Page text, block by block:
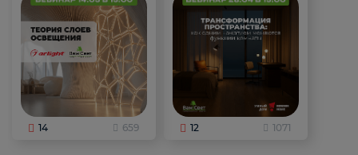
14 659 12 1071